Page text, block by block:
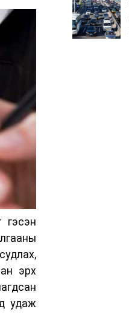
гэсэн
эрх
удаж